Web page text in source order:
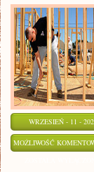
WRZESIEŃ - 11 -
MOŻLIWOŚĆ